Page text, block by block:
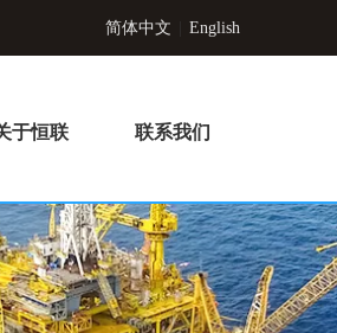
简体中文 English
于恒联 联系我们